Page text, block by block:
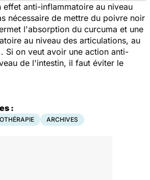
effet anti-inflammatoire au niveau
nécessaire de mettre du poivre noir
l'absorption du curcuma et une
au niveau des articulations, au
Si on veut avoir une action anti-
de l'intestin, il faut éviter le
:
ARCHIVES